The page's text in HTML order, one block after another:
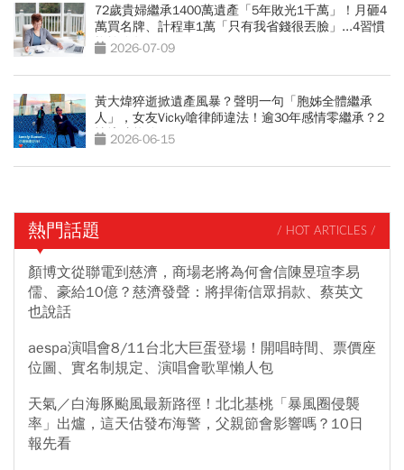
72歲貴婦繼承1400萬遺產「5年敗光1千萬」！月砸4
萬買名牌、計程車1萬「只有我省錢很丟臉」...4習慣
拖垮晚年
2026-07-09
黃大煒猝逝掀遺產風暴？聲明一句「胞姊全體繼承
人」，女友Vicky嗆律師違法！逾30年感情零繼承？2
情境才能分
2026-06-15
熱門話題 / HOT ARTICLES /
顏博文從聯電到慈濟，商場老將為何會信陳昱瑄李易
儒、豪給10億？慈濟發聲：將捍衛信眾捐款、蔡英文
也說話
aespa演唱會8/11台北大巨蛋登場！開唱時間、票價座
位圖、實名制規定、演唱會歌單懶人包
天氣／白海豚颱風最新路徑！北北基桃「暴風圈侵襲
率」出爐，這天估發布海警，父親節會影響嗎？10日
報先看